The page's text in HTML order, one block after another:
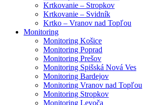
Krtkovanie – Stropkov
Krtkovanie – Svidník
Krtko – Vranov nad Topľou
Monitoring
Monitoring Košice
Monitoring Poprad
Monitoring Prešov
Monitoring Spišská Nová Ves
Monitoring Bardejov
Monitoring Vranov nad Topľou
Monitoring Stropkov
Monitoring Levoča